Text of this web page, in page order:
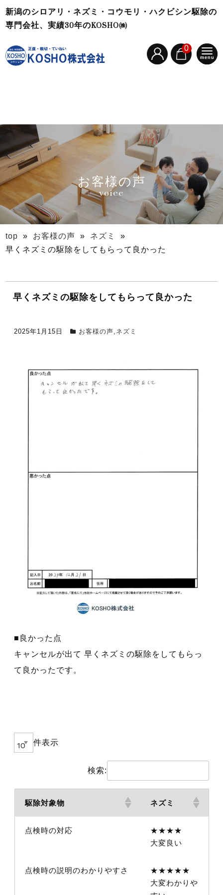
新潟のシロアリ・ネズミ・コウモリ・ハクビシン駆除の
専門会社、実績30年のKOSHO㈱
0
menu
お客様の声
voice
top » お客様の声 » ネズミ
»
早くネズミの駆除をしてもらって良かった
早くネズミの駆除をしてもらって良かった
2025年1月15日 お客様の声, ネズミ
■良かった点
キャンセルが出て 早くネズミの駆除をしてもらっ
て良かったです。
件表示
検索:
駆除対象物 ネズミ
点検時の対応
★★★★
大変良い
点検時の説明のわかりやすさ
★★★★★
大変わかりや